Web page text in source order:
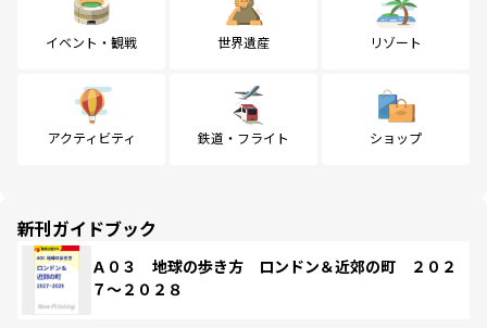
イベント・観戦 世界遺産 リゾート
アクティビティ 鉄道・フライト ショップ
新刊ガイドブック
Ａ０３ 地球の歩き方 ロンドン＆近郊の町 ２０２
７～２０２８